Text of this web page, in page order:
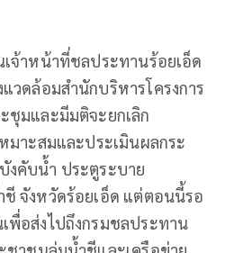
จ้าหน้าที่ชลประทานร้อยเอ็ด
วดล้อมสำนักบริหารโครงการ
ชุมและมีมติจะยกเลิก
มาะสมและประเมินผลกระ
งคับน้ำ ประตูระบาย
จังหวัดร้อยเอ็ด แต่ตอนนี้รอ
พื่อส่งไปถึงกรมชลประทาน